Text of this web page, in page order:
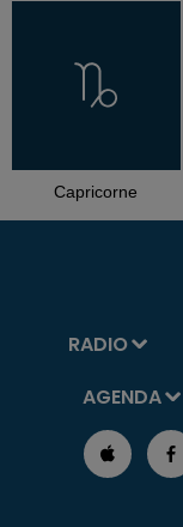
Capricorne
RADIO
AGENDA